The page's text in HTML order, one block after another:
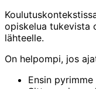
opiskelua tukevista
lähteelle.
On helpompi, jos
Ensin